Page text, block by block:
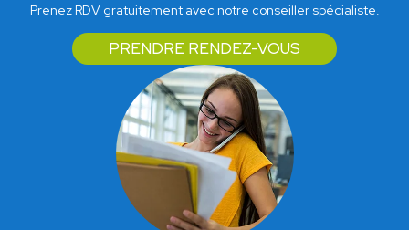
Prenez RDV gratuitement avec notre conseiller spécialiste.
PRENDRE RENDEZ-VOUS